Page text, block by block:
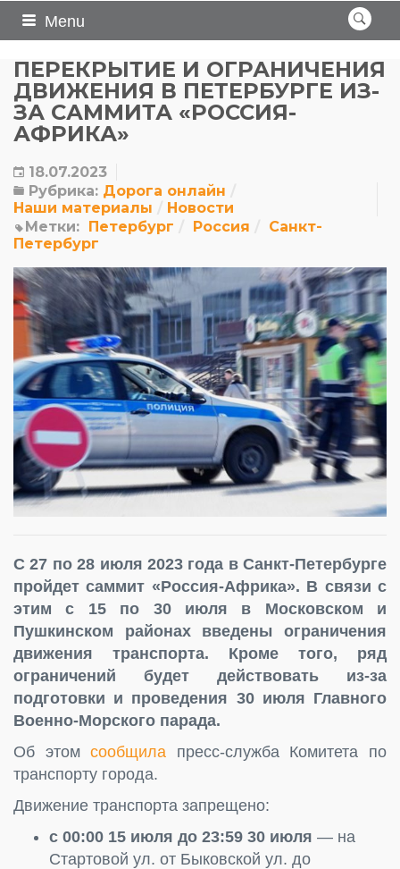
Menu
ПЕРЕКРЫТИЕ И ОГРАНИЧЕНИЯ
ДВИЖЕНИЯ В ПЕТЕРБУРГЕ ИЗ-
ЗА САММИТА «РОССИЯ-
АФРИКА»
18.07.2023
Рубрика: Дорога онлайн
Наши материалы
Новости
Метки: Петербург Россия
Санкт-
Петербург
С 27 по 28 июля 2023 года в Санкт-Петербурге
пройдет саммит «Россия-Африка». В связи с
этим с 15 по 30 июля в Московском и
Пушкинском районах введены ограничения
движения транспорта. Кроме того, ряд
ограничений будет действовать из-за
подготовки и проведения 30 июля Главного
Военно-Морского парада.
Об этомсообщила пресс-служба Комитета по
транспорту города.
Движение транспорта запрещено:
с 00:00 15 июля до 23:59 30 июля — на
Стартовой ул. от Быковской ул. до